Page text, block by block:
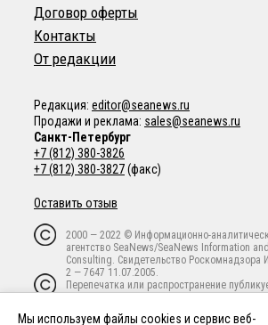
Договор оферты
Контакты
От редакции
Редакция: editor@seanews.ru
Продажи и реклама: sales@seanews.ru
Санкт-Петербург
+7 (812) 380-3826
+7 (812) 380-3827(факс)
Оставить отзыв
Мы используем файлы cookies и сервис веб-
2000 — 2022 © Информационно-
агентство SeaNews/SeaNews Information and
Consulting. Свидетельство
2 — 7647 11.07.2005.
Перепечатка или распространение
запрещены без письменного